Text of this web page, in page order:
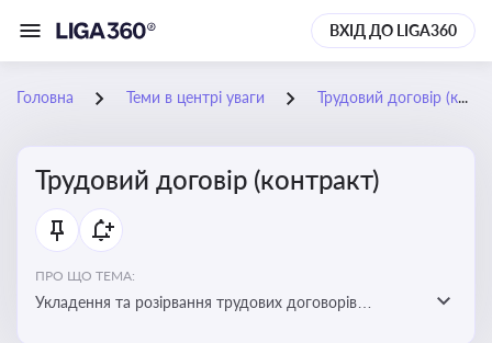
ВХІД ДО LIGA360
Головна Теми в центрі уваги Трудовий договір (контракт)
Трудовий договір (контракт)
ПРО ЩО ТЕМА:
Укладення та розірвання трудових договорів